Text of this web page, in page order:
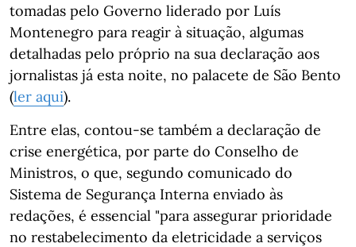
tomadas pelo Governo liderado por Luís
Montenegro para reagir à situação, algumas
detalhadas pelo próprio na sua declaração aos
jornalistas já esta noite, no palacete de São Bento
(ler aqui).
Entre elas, contou-se também a declaração de
crise energética, por parte do Conselho de
Ministros, o que, segundo comunicado do
Sistema de Segurança Interna enviado às
redações, é essencial "para assegurar prioridade
no restabelecimento da eletricidade a serviços